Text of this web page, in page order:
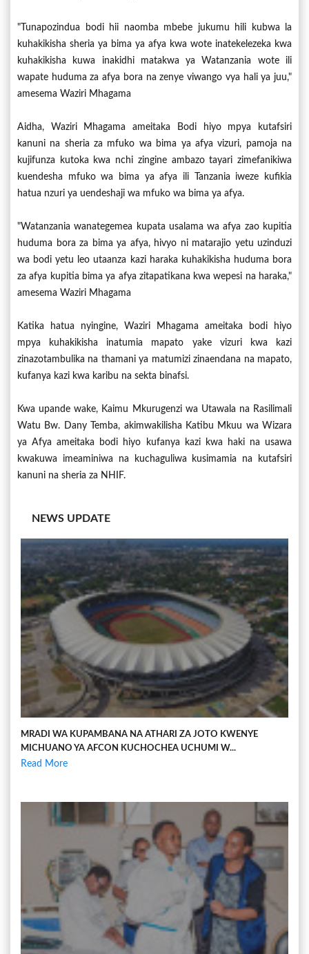
"Tunapozindua bodi hii naomba mbebe jukumu hili kubwa la
kuhakikisha sheria ya bima ya afya kwa wote inatekelezeka kwa
kuhakikisha kuwa inakidhi matakwa ya Watanzania wote ili
wapate huduma za afya bora na zenye viwango vya hali ya juu,"
amesema Waziri Mhagama
Aidha, Waziri Mhagama ameitaka Bodi hiyo mpya kutafsiri
kanuni na sheria za mfuko wa bima ya afya vizuri, pamoja na
kujifunza kutoka kwa nchi zingine ambazo tayari zimefanikiwa
kuendesha mfuko wa bima ya afya ili Tanzania iweze kufikia
hatua nzuri ya uendeshaji wa mfuko wa bima ya afya.
"Watanzania wanategemea kupata usalama wa afya zao kupitia
huduma bora za bima ya afya, hivyo ni matarajio yetu uzinduzi
wa bodi yetu leo utaanza kazi haraka kuhakikisha huduma bora
za afya kupitia bima ya afya zitapatikana kwa wepesi na haraka,"
amesema Waziri Mhagama
Katika hatua nyingine, Waziri Mhagama ameitaka bodi hiyo
mpya kuhakikisha inatumia mapato yake vizuri kwa kazi
zinazotambulika na thamani ya matumizi zinaendana na mapato,
kufanya kazi kwa karibu na sekta binafsi.
Kwa upande wake, Kaimu Mkurugenzi wa Utawala na Rasilimali
Watu Bw. Dany Temba, akimwakilisha Katibu Mkuu wa Wizara
ya Afya ameitaka bodi hiyo kufanya kazi kwa haki na usawa
kwakuwa imeaminiwa na kuchaguliwa kusimamia na kutafsiri
kanuni na sheria za NHIF.
NEWS UPDATE
MRADI WA KUPAMBANA NA ATHARI ZA JOTO KWENYE
MICHUANO YA AFCON KUCHOCHEA UCHUMI W...
Read More